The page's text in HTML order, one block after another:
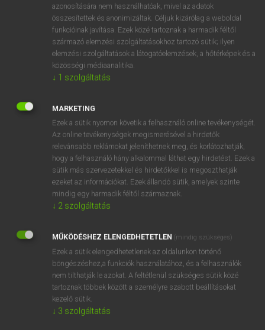
OOOOPS!
SZOTAR.NET APPLIKÁCIÓ
MICROSOFT OFFICE BŐVÍTMÉNY
BEÉPÜLŐ SZÓTÁRMODUL
ONLINE NYELVVIZSGA
EGYÉNI FELHASZNÁLÓKNAK
TANULÓKNAK
OKTATÁSI INTÉZMÉNYEKNEK
VÁLLALATI MEGOLDÁSOK
azonosítására nem használhatóak, mivel az adatok
összesítettek és anonimizáltak. Céljuk kizárólag a weboldal
funkcióinak javítása. Ezek közé tartoznak a harmadik féltől
származó elemzési szolgáltatásokhoz tartozó sütik; ilyen
elemzési szolgáltatások a látogatóelemzések, a hőtérképek és a
közösségi médiaanalitika.
↓ 1 szolgáltatás
MARKETING
Ezek a sütik nyomon követik a felhasználó online tevékenységét.
Az online tevékenységek megismerésével a hirdetők
relevánsabb reklámokat jeleníthetnek meg, és korlátozhatják,
hogy a felhasználó hány alkalommal láthat egy hirdetést. Ezek a
sütik más szervezetekkel és hirdetőkkel is megoszthatják
ezeket az információkat. Ezek állandó sütik, amelyek szinte
mindig egy harmadik féltől származnak.
↓ 2 szolgáltatás
MŰKÖDÉSHEZ ELENGEDHETETLEN (mindig szükséges)
Ezek a sütik elengedhetetlenek az oldalunkon történő
böngészéshez,a funkciók használatához, és a felhasználók
nem tilthatják le azokat. A feltétlenül szükséges sütik közé
tartoznak többek között a személyre szabott beállításokat
kezelő sütik.
↓ 3 szolgáltatás